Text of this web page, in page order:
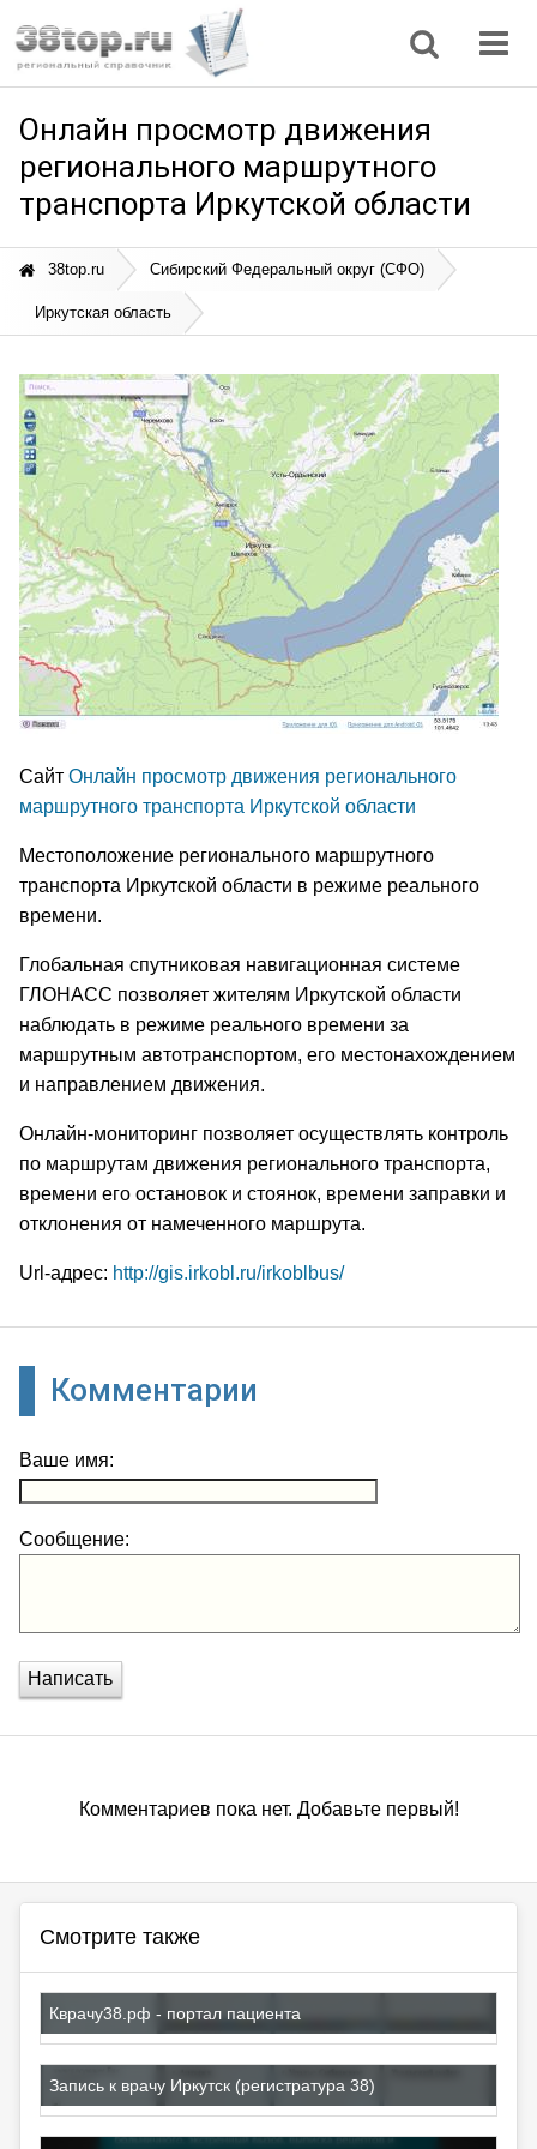
Онлайн просмотр движения
регионального маршрутного
транспорта Иркутской области
38top.ru Сибирский Федеральный округ (СФО)
Иркутская область
Сайт Онлайн просмотр движения регионального
маршрутного транспорта Иркутской области
Местоположение регионального маршрутного
транспорта Иркутской области в режиме реального
времени.
Глобальная спутниковая навигационная системе
ГЛОНАСС позволяет жителям Иркутской области
наблюдать в режиме реального времени за
маршрутным автотранспортом, его местонахождением
и направлением движения.
Онлайн-мониторинг позволяет осуществлять контроль
по маршрутам движения регионального транспорта,
времени его остановок и стоянок, времени заправки и
отклонения от намеченного маршрута.
Url-адрес: http://gis.irkobl.ru/irkoblbus/
Комментарии
Ваше имя:
Сообщение:
Написать
Комментариев пока нет. Добавьте первый!
Смотрите также
Кврачу38.рф - портал пациента
Запись к врачу Иркутск (регистратура 38)